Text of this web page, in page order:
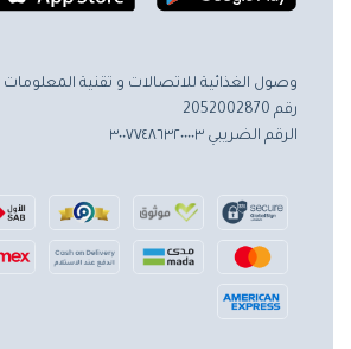
وصول الغذائية للاتصالات و تقنية المعلومات
رقم 2052002870
الرقم الضريبي ٣٠٠٧٧٤٨٦٣٢٠٠٠٠٣